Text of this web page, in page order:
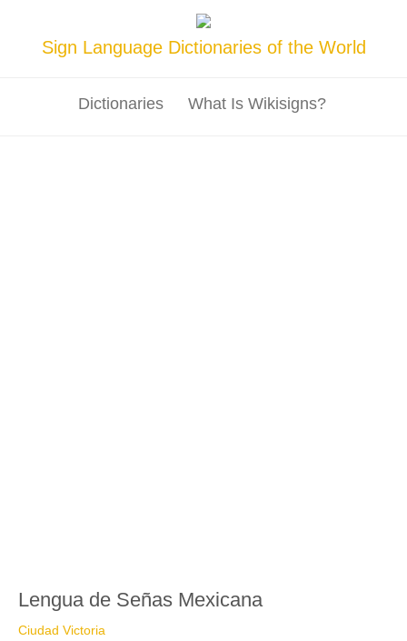
Sign Language Dictionaries of the World
Dictionaries What Is Wikisigns?
Lengua de Señas Mexicana
Ciudad Victoria